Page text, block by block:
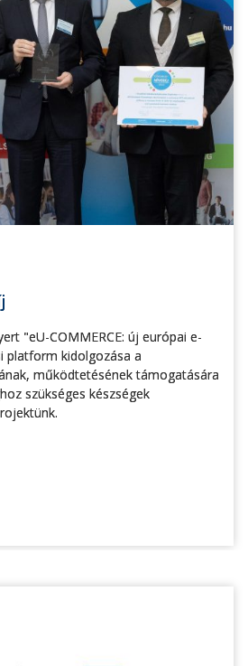
"eU-COMMERCE: új európai e-
platform kidolgozása a
működtetésének támogatására
szükséges készségek